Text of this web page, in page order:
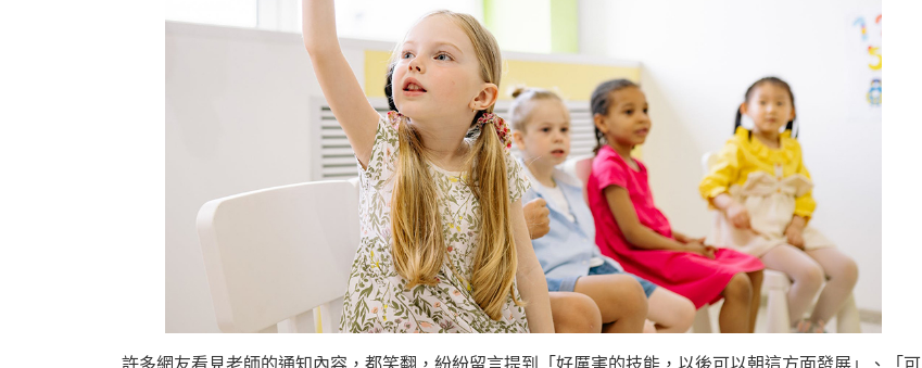
許多網友看見老師的通知內容，都笑翻，紛紛留言提到「好厲害的技能，以後可以朝這方面發展」、「可